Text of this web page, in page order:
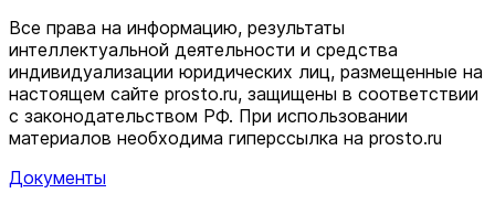
Все права на информацию, результаты
интеллектуальной деятельности и средства
индивидуализации юридических лиц, размещенные на
настоящем сайте prosto.ru, защищены в соответствии
c законодательством РФ. При использовании
материалов необходима гиперссылка на prosto.ru
Документы